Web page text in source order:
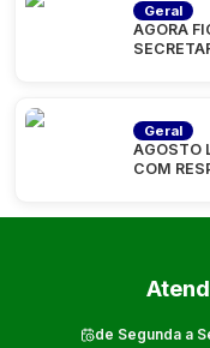
Geral
AGORA
Geral
AGOSTO
COM
de Segunda a